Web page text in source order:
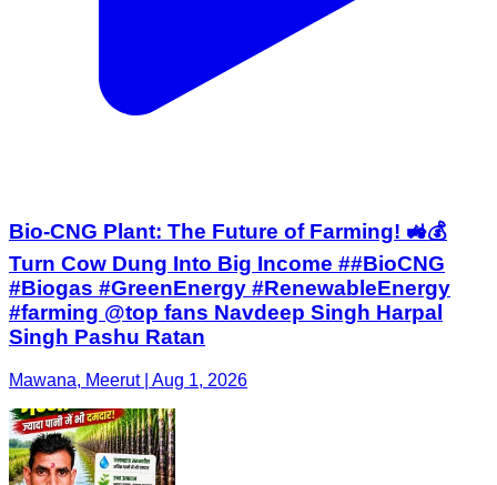
Bio-CNG Plant: The Future of Farming! 🚜💰
Turn Cow Dung Into Big Income ##BioCNG
#Biogas #GreenEnergy #RenewableEnergy
#farming @top fans Navdeep Singh Harpal
Singh Pashu Ratan
Mawana, Meerut | Aug 1, 2026